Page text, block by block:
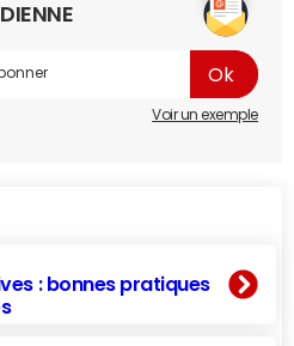
Voir un exemple
: bonnes pratiques